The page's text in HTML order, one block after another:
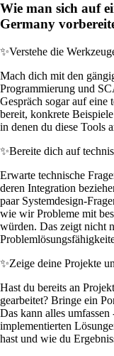
Wie man sich auf
Germany
✨Verstehe die
Mach dich mit den
Programmierung und
Gespräch sogar auf eine
bereit, konkrete
in denen du diese Tools
✨Bereite dich auf
Erwarte technische
deren Integration
paar Systemdesign-
wie wir Probleme mit
würden. Das zeigt nicht
✨Zeige deine Projekte
Hast du bereits an
gearbeitet? Bringe ein
Das kann alles
implementierten
hast und wie du